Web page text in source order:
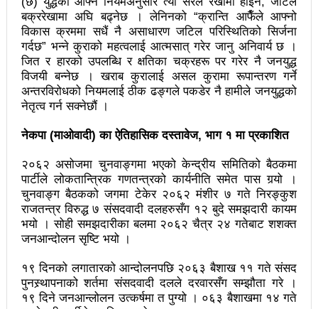
वटा सूचीकरणबाट हटे
इन्द्रेश्वर युवा समाजद्वारा बेलकोटगढीका ५ विद्यालयमा छात्रवृत्ति
वितरण
भरतपुरको मुख्य सडकमा भएको भूमिगत विद्युतिकरणको ब्रेकथ्रु
सकियो चितवन महोत्सव : ५ लाख सहभागि, ३० करोडको
कारोबार
बाघले झम्टिँदा मोटरसाइकलमा सवार दुई जना घाइते
टोखामा कर्जा सदुपयोगिता सम्बन्धी अन्तरक्रिया
एकाबिहानै चीनमा भुकम्पः नेपालमा कडा धक्का महसुस
भोलि चितवनमा माओवादीको विशाल सभा: प्रचण्डले सम्बोधन
बक्ररेखामा अघि बढ्नेछ । लेनिनको “क्रान्ति आफैँले आफ्नो
विकास क्रममा सधैं नै असाधारण जटिल परिस्थितिको सिर्जना
गर्दछ” भन्ने कुराको महत्वलाई आत्मसात् गरेर जानु अनिवार्य छ ।
जित र हारको उपलब्धि र क्षतिका चक्रहरू पर गरेर नै जनयुद्ध
विजयी बन्नेछ । खराब कुरालाई असल कुरामा रूपान्तरण गर्ने
अन्तरविरोधको नियमलाई ठीक ढङ्गले पकडेर नै हामीले जनयुद्धको
नेतृत्व गर्न सक्नेछौं ।
नेकपा (माओवादी) का ऐतिहासिक दस्तावेज, भाग १ मा प्रकाशित
२०६२ असोजमा चुनवाङ्गमा भएको केन्द्रीय समितिको बैठकमा
पार्टीले लोकतान्त्रिक गणतन्त्रको कार्यनीति समेत पास गर्‍यो ।
चुनवाङ्ग बैठकको जगमा टेकेर २०६२ मंशीर ७ गते निरङ्कुश
राजतन्त्र विरुद्ध ७ संसदवादी दलहरुसँग १२ बुदे समझदारी कायम
भयो । सोही समझदारीका बलमा २०६२ चैत्र २४ गतेबाट शशक्त
जनआन्दोलन सृष्टि भयो ।
१९ दिनको लगातारको आन्दोलनपछि २०६३ बैशाख ११ गते संसद
पुनस्र्थापनाको शर्तमा संसदवादी दलले दरवारसँग सम्झौता गरे ।
१९ दिने जनआन्लोलन उत्कर्षमा त पुग्यो । ०६३ बैशाखमा १४ गते